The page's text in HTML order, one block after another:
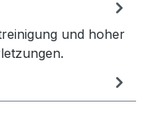
und hoher